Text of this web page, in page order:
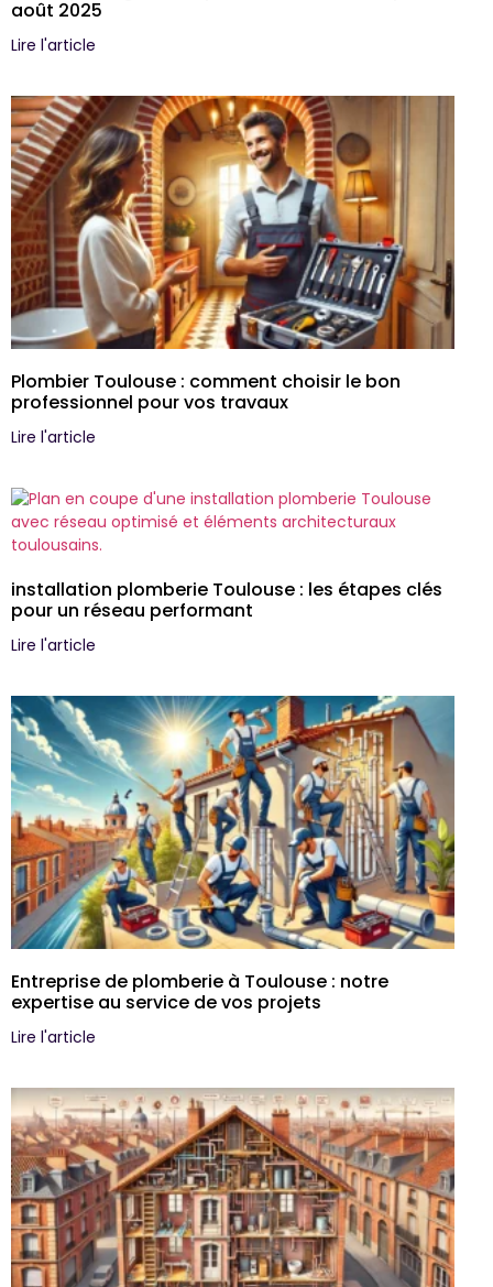
août 2025
Lire l'article
Plombier Toulouse : comment choisir le bon
professionnel pour vos travaux
Lire l'article
installation plomberie Toulouse : les étapes clés
pour un réseau performant
Lire l'article
Entreprise de plomberie à Toulouse : notre
expertise au service de vos projets
Lire l'article